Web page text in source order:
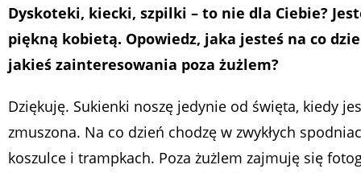
Dyskoteki, kiecki, szpilki – to nie dla Ciebie?
piękną kobietą. Opowiedz, jaka jesteś na co
jakieś zainteresowania poza żużlem?
Dziękuję. Sukienki noszę jedynie od święta, kiedy
zmuszona. Na co dzień chodzę w zwykłych
koszulce i trampkach. Poza żużlem zajmuję się